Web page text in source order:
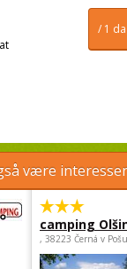
/ 1
være
camping
, 38223 Černá v